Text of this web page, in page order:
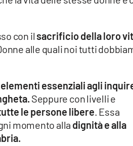
con il sacrificio della loro
alle quali noi tutti
elementi essenziali agli
Seppure con livelli e
le persone libere. Essa
momento alla dignità e alla